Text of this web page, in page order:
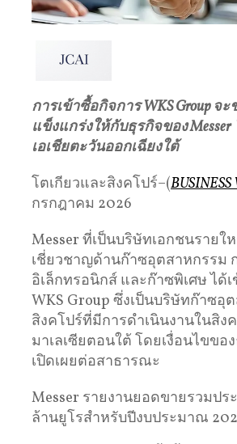
การเข้าซื้อกิจการWKS Group จะ
แข็งแกร่งให้กับธุรกิจของMesser
เอเชียตะวันออกเฉียงใต้
โตเกียวและสิงคโปร์–(
กรกฎาคม 2026
Messer ที่เป็นบริษัทเอกชนราย
เชี่ยวชาญด้านก๊าซอุตสาหกรรม
อิเล็กทรอนิกส์ และก๊าซพิเศษ ได้
WKS Group ซึ่งเป็นบริษัทก๊าซอุ
สิงคโปร์ที่มีการดำเนินงานในสิง
มาเลเซียตอนใต้ โดยเงื่อนไขขอ
เปิดเผยต่อสาธารณะ
Messer รายงานยอดขายรวมป
ล้านยูโรสำหรับปีงบประมาณ